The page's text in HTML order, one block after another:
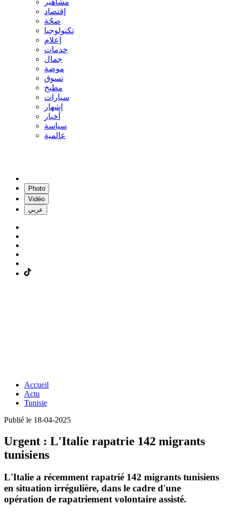
مشاهير
إقتصاد
صحّة
تكنولوجيا
إعلام
خدمات
جمال
موضة
تسوق
مطبخ
سيارات
إشهار
أخبار
سياسة
عالمية
Photo
Vidéo
عربي
Accueil
Actu
Tunisie
Publié le 18-04-2025
Urgent : L'Italie rapatrie 142 migrants
tunisiens
L'Italie a récemment rapatrié 142 migrants tunisiens
en situation irrégulière, dans le cadre d'une
opération de rapatriement volontaire assisté.